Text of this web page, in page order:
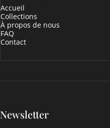
Accueil
Collections
À propos de nous
FAQ
Contact
Newsletter